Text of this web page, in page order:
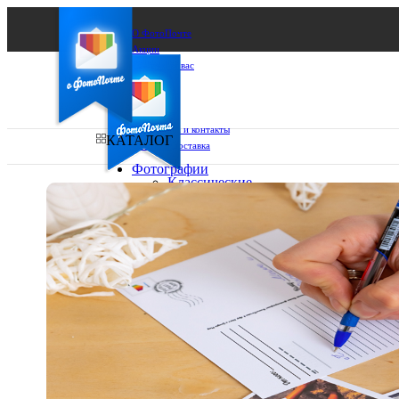
О ФотоПочте
Акции
Сделаем за вас
Бизнесу
FAQ
Франшиза
Поддержка и контакты
Оплата и доставка
Ваш город:
Ваш регион доставки
Выберите из списка:
КАТАЛОГ
Фотографии
Классические
13х18
15х15
30х30
30х40
А4
Фото